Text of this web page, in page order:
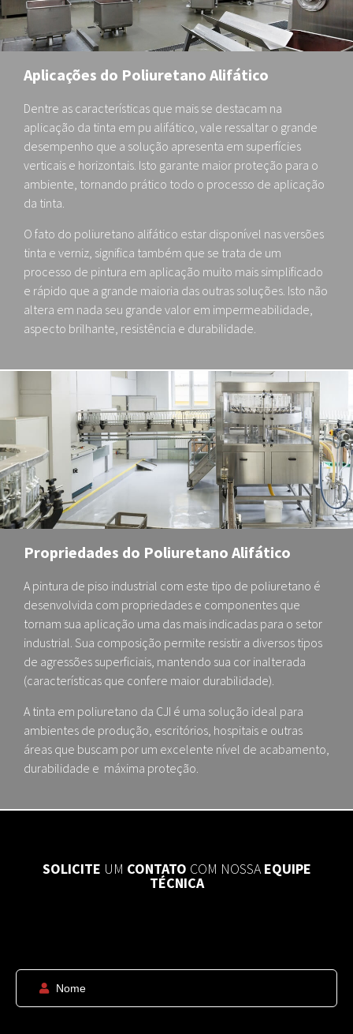
Aplicações do Poliuretano Alifático
Dentre as características que mais se destacam na
aplicação da tinta em pu alifático, vale ressaltar o grande
desempenho que a solução apresenta em superfícies
verticais e horizontais. Isto garante maior proteção para o
ambiente, tornando prático todo o processo de aplicação
da tinta.
O fato do poliuretano alifático estar disponível nas versões
tinta e verniz, significa também que se trata de um
processo de pintura em aplicação muito mais simplificado
e rápido que a grande maioria das outras soluções. Isto não
altera em nada seu grande valor em impermeabilidade,
aspecto brilhante, resistência e durabilidade.
Propriedades do Poliuretano Alifático
A pintura de piso industrial com este tipo de poliuretano é
desenvolvida com propriedades e componentes que
tornam sua aplicação uma das mais indicadas para o setor
industrial. Sua composição permite resistir a diversos tipos
de agressões superficiais, mantendo sua cor inalterada
(características que confere maior durabilidade).
A tinta em poliuretano da CJI é uma solução ideal para
ambientes de produção, escritórios, hospitais e outras
áreas que buscam por um excelente nível de acabamento,
durabilidade e máxima proteção.
SOLICITE UM CONTATO COM NOSSAEQUIPE
TÉCNICA